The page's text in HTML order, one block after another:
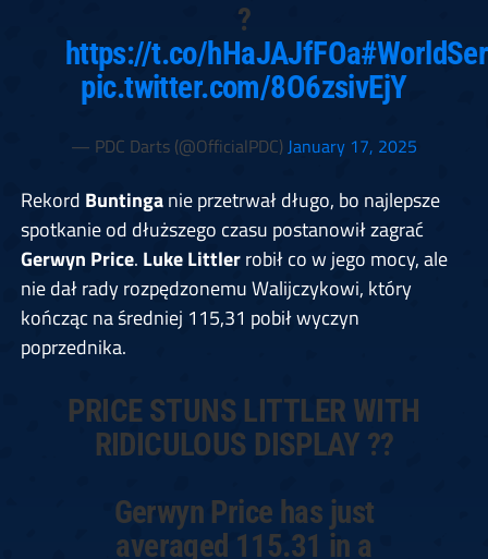
?
https://t.co/hHaJAJfFOa
pic.twitter.com/8O6zsivEjY
— PDC Darts (@OfficialPDC)January 17, 2025
Rekord Buntinganie przetrwał długo, bo najlepsze
spotkanie od dłuższego czasu postanowił zagrać
Gerwyn Price. Luke Littlerrobił co w jego mocy, ale
nie dał rady rozpędzonemu Walijczykowi, który
kończąc na średniej 115,31 pobił wyczyn
poprzednika.
PRICE STUNS LITTLER WITH
RIDICULOUS DISPLAY ??
Gerwyn Price has just
averaged 115.31 in a